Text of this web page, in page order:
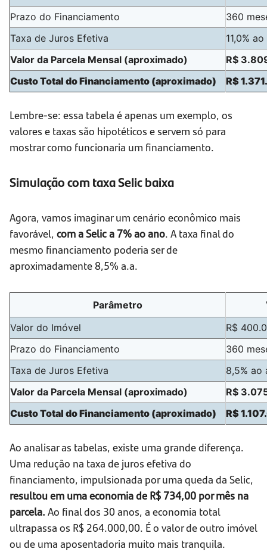
Prazo do Financiamento
360
Taxa de Juros Efetiva
11,0%
Valor da Parcela Mensal (aproximado)
R$
Custo Total do Financiamento (aproximado)
R$
Lembre-se: essa tabela é apenas um exemplo, os
valores e taxas são hipotéticos e servem só para
mostrar como funcionaria um financiamento.
Simulação com taxa Selic baixa
Agora, vamos imaginar um cenário econômico mais
favorável, com a Selic a 7% ao ano. A taxa final do
mesmo financiamento poderia ser de
aproximadamente 8,5% a.a.
Parâmetro
Valor do Imóvel
R$
Prazo do Financiamento
360
Taxa de Juros Efetiva
8,5% ao
Valor da Parcela Mensal (aproximado)
R$
Custo Total do Financiamento (aproximado)
R$
Ao analisar as tabelas, existe uma grande diferença.
Uma redução na taxa de juros efetiva do
financiamento, impulsionada por uma queda da Selic,
resultou em uma economia de R$ 734,00 por mês na
parcela. Ao final dos 30 anos, a economia total
ultrapassa os R$ 264.000,00. É o valor de outro imóvel
ou de uma aposentadoria muito mais tranquila.